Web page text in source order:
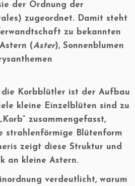
der Ordnung der
zugeordnet. Damit steht
zu bekannten
(Aster), Sonnenblumen
Korbblütler ist der Aufbau
kleine Einzelblüten sind zu
zusammengefasst,
strahlenförmige Blütenform
zeigt diese Struktur und
an kleine Astern.
verdeutlicht, warum